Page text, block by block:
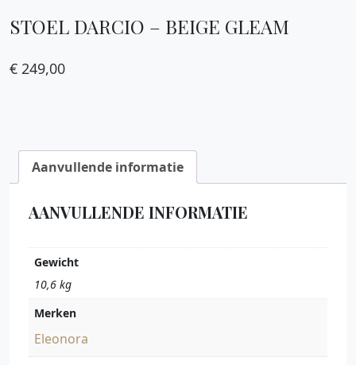
STOEL DARCIO – BEIGE GLEAM
€ 249,00
Aanvullende informatie
AANVULLENDE INFORMATIE
Gewicht
10,6 kg
Merken
Eleonora